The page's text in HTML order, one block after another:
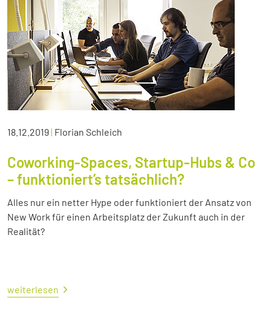
18.12.2019| Florian Schleich
Coworking-Spaces, Startup-Hubs & Co
– funktioniert’s tatsächlich?
Alles nur ein netter Hype oder funktioniert der Ansatz von
New Work für einen Arbeitsplatz der Zukunft auch in der
Realität?
weiterlesen